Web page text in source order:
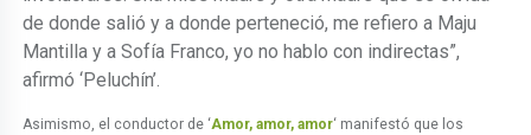
de donde salió y a donde perteneció, me refiero a Maju
Mantilla y a Sofía Franco, yo no hablo con indirectas”,
afirmó‘Peluchín’.
Asimismo, el conductor de ‘Amor, amor, amor‘ manifestó que los